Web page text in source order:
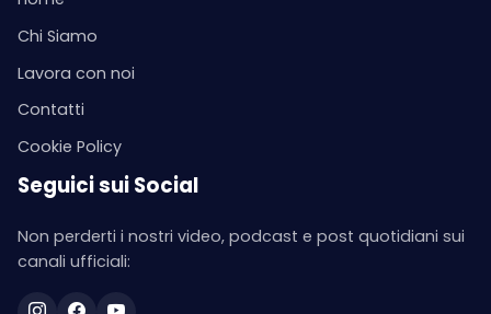
Chi Siamo
Lavora con noi
Contatti
Cookie Policy
Seguici sui Social
Non perderti i nostri video, podcast e post quotidiani sui
canali ufficiali: